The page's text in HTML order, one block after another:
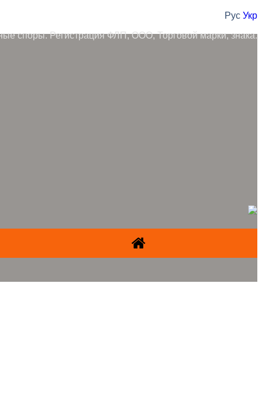
Рус Укр
споры. Регистрация ФЛП, ООО, Торговой марки, знака.